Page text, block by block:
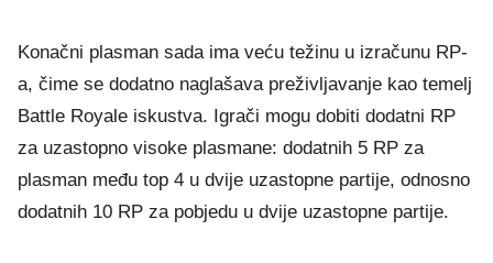
Konačni plasman sada ima veću težinu u izračunu RP-
a, čime se dodatno naglašava preživljavanje kao temelj
Battle Royale iskustva. Igrači mogu dobiti dodatni RP
za uzastopno visoke plasmane: dodatnih 5 RP za
plasman među top 4 u dvije uzastopne partije, odnosno
dodatnih 10 RP za pobjedu u dvije uzastopne partije.